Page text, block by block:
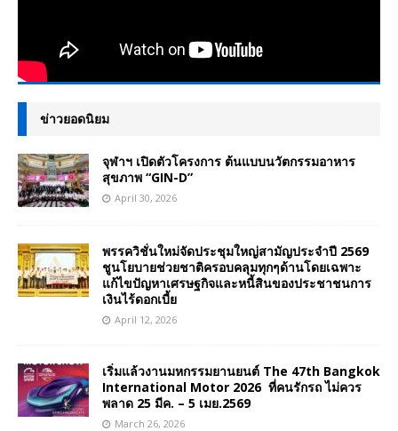
ข่าวยอดนิยม
จุฬาฯ เปิดตัวโครงการ ต้นแบบนวัตกรรมอาหาร
สุขภาพ “GIN-D”
April 30, 2026
พรรควิชั่นใหม่จัดประชุมใหญ่สามัญประจำปี 2569
ชูนโยบายช่วยชาติครอบคลุมทุกๆด้านโดยเฉพาะ
แก้ไขปัญหาเศรษฐกิจและหนี้สินของประชาชนการ
เงินไร้ดอกเบี้ย
April 12, 2026
เริ่มแล้วงานมหกรรมยานยนต์ The 47th Bangkok
International Motor 2026 ที่คนรักรถ ไม่ควร
พลาด 25 มีค. – 5 เมย.2569
March 26, 2026